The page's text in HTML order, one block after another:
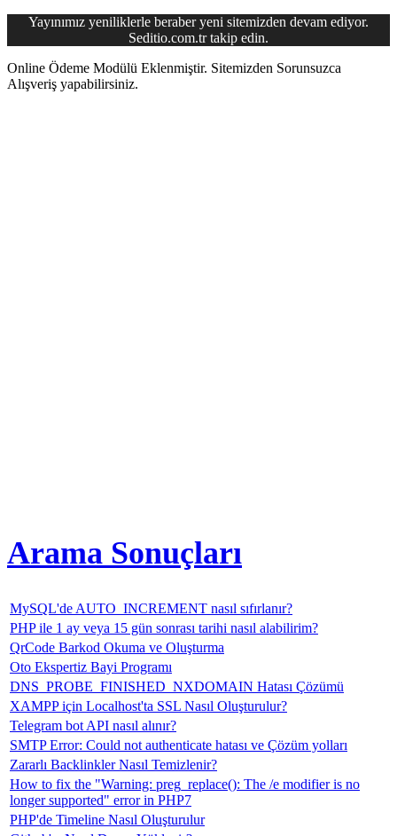
Yayınımız yeniliklerle beraber yeni sitemizden devam ediyor.
Seditio.com.tr takip edin.
Online Ödeme Modülü Eklenmiştir. Sitemizden Sorunsuzca
Alışveriş yapabilirsiniz.
Arama Sonuçları
MySQL'de AUTO_INCREMENT nasıl sıfırlanır?
PHP ile 1 ay veya 15 gün sonrası tarihi nasıl alabilirim?
QrCode Barkod Okuma ve Oluşturma
Oto Ekspertiz Bayi Programı
DNS_PROBE_FINISHED_NXDOMAIN Hatası Çözümü
XAMPP için Localhost'ta SSL Nasıl Oluşturulur?
Telegram bot API nasıl alınır?
SMTP Error: Could not authenticate hatası ve Çözüm yolları
Zararlı Backlinkler Nasıl Temizlenir?
How to fix the "Warning: preg_replace(): The /e modifier is no
longer supported" error in PHP7
PHP'de Timeline Nasıl Oluşturulur